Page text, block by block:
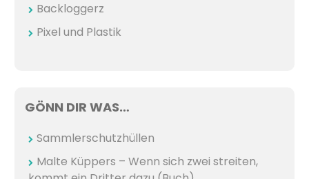
Backloggerz
Pixel und Plastik
GÖNN DIR WAS…
Sammlerschutzhüllen
Malte Küppers – Wenn sich zwei streiten,